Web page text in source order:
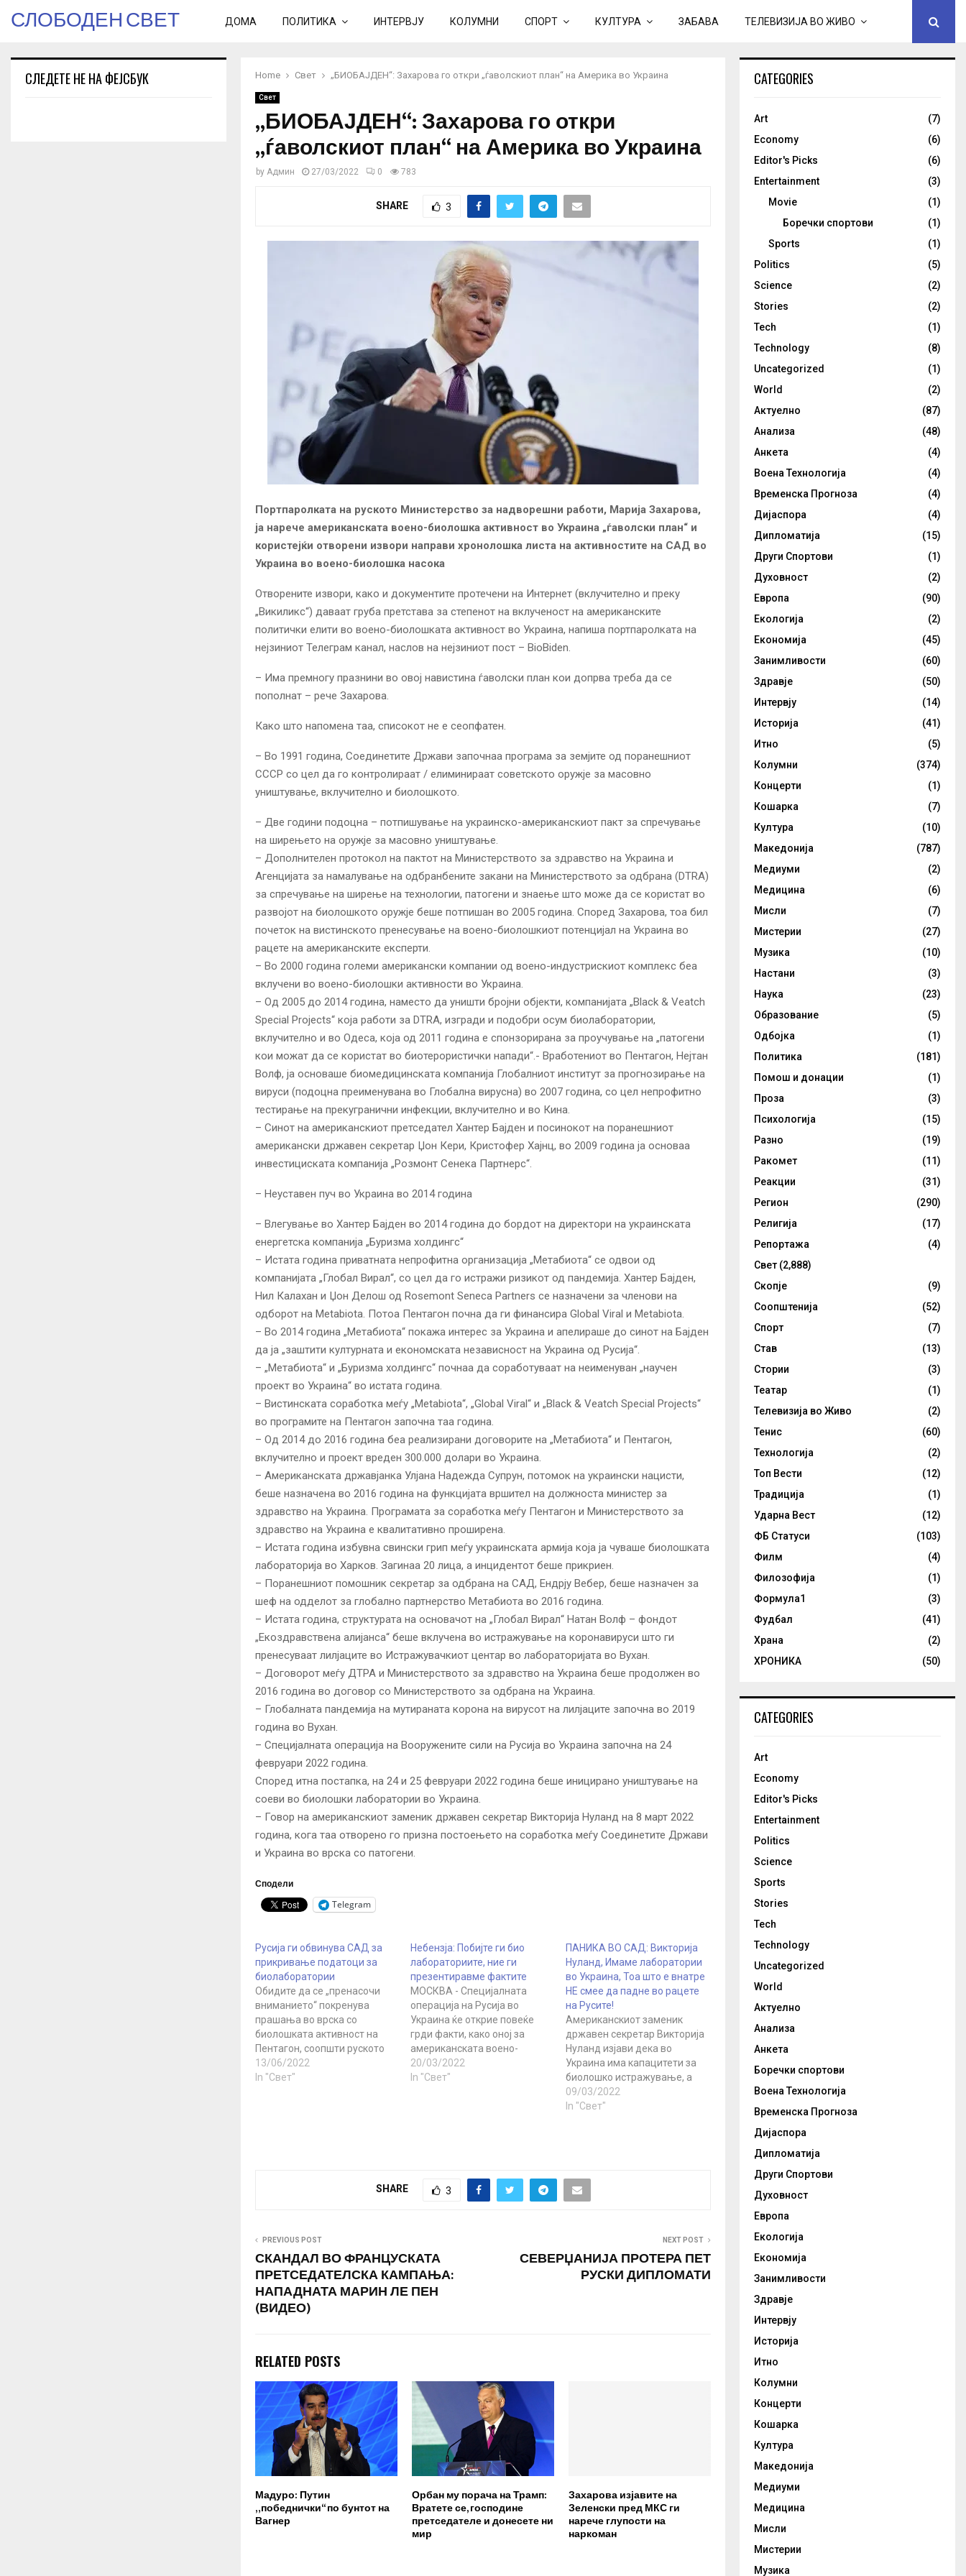
СЛОБОДЕН СВЕТ ДОМА ПОЛИТИКА ИНТЕРВЈУ КОЛУМНИ СПОРТ КУЛТУРА ЗАБАВА ТЕЛЕВИЗИЈА ВО ЖИВО
Home Свет „БИОБАЈДЕН“: Захарова го откри „ѓаволскиот план“ на Америка во Украина
Свет
„БИОБАЈДЕН“: Захарова го откри
„ѓаволскиот план“ на Америка во Украина
by Админ 27/03/2022 0 783
SHARE 3
Портпаролката на руското Министерство за надворешни работи, Марија Захарова,
ја нарече американската воено-биолошка активност во Украина „ѓаволски план“ и
користејќи отворени извори направи хронолошка листа на активностите на САД во
Украина во воено-биолошка насока
Отворените извори, како и документите протечени на Интернет (вклучително и преку
„Викиликс“) даваат груба претстава за степенот на вклученост на американските
политички елити во воено-биолошката активност во Украина, напиша портпаролката на
нејзиниот Телеграм канал, наслов на нејзиниот пост – BioBiden.
– Има премногу празнини во овој навистина ѓаволски план кои допрва треба да се
пополнат – рече Захарова.
Како што напомена таа, списокот не е сеопфатен.
– Во 1991 година, Соединетите Држави започнаа програма за земјите од поранешниот
СССР со цел да го контролираат / елиминираат советското оружје за масовно
уништување, вклучително и биолошкото.
– Две години подоцна – потпишување на украинско-американскиот пакт за спречување
на ширењето на оружје за масовно уништување.
– Дополнителен протокол на пактот на Министерството за здравство на Украина и
Агенцијата за намалување на одбранбените закани на Министерството за одбрана (DTRA)
за спречување на ширење на технологии, патогени и знаење што може да се користат во
развојот на биолошкото оружје беше потпишан во 2005 година. Според Захарова, тоа бил
почеток на вистинското пренесување на воено-биолошкиот потенцијал на Украина во
рацете на американските експерти.
– Во 2000 година големи американски компании од воено-индустрискиот комплекс беа
вклучени во воено-биолошки активности во Украина.
– Од 2005 до 2014 година, наместо да уништи бројни објекти, компанијата „Black & Veatch
Special Projects“ која работи за DTRA, изгради и подобри осум биолаборатории,
вклучително и во Одеса, која од 2011 година е спонзорирана за проучување на „патогени
кои можат да се користат во биотерористички напади“.- Вработениот во Пентагон, Нејтан
Волф, ја основаше биомедицинската компанија Глобалниот институт за прогнозирање на
вируси (подоцна преименувана во Глобална вирусна) во 2007 година, со цел непрофитно
тестирање на прекугранични инфекции, вклучително и во Кина.
– Синот на американскиот претседател Хантер Бајден и посинокот на поранешниот
американски државен секретар Џон Кери, Кристофер Хајнц, во 2009 година ја основаа
инвестициската компанија „Розмонт Сенека Партнерс“.
– Неуставен пуч во Украина во 2014 година
– Влегување во Хантер Бајден во 2014 година до бордот на директори на украинската
енергетска компанија „Буризма холдингс“
– Истата година приватната непрофитна организација „Метабиота“ се одвои од
компанијата „Глобал Вирал“, со цел да го истражи ризикот од пандемија. Хантер Бајден,
Нил Калахан и Џон Делош од Rosemont Seneca Partners се назначени за членови на
одборот на Metabiota. Потоа Пентагон почна да ги финансира Global Viral и Metabiota.
– Во 2014 година „Метабиота“ покажа интерес за Украина и апелираше до синот на Бајден
да ја „заштити културната и економската независност на Украина од Русија“.
– „Метабиота“ и „Буризма холдингс“ почнаа да соработуваат на неименуван „научен
проект во Украина“ во истата година.
– Вистинската соработка меѓу „Metabiota“, „Global Viral“ и „Black & Veatch Special Projects“
во програмите на Пентагон започна таа година.
– Од 2014 до 2016 година беа реализирани договорите на „Метабиота“ и Пентагон,
вклучително и проект вреден 300.000 долари во Украина.
– Американската државјанка Улјана Надежда Супрун, потомок на украински нацисти,
беше назначена во 2016 година на функцијата вршител на должноста министер за
здравство на Украина. Програмата за соработка меѓу Пентагон и Министерството за
здравство на Украина е квалитативно проширена.
– Истата година избувна свински грип меѓу украинската армија која ја чуваше биолошката
лабораторија во Харков. Загинаа 20 лица, а инцидентот беше прикриен.
– Поранешниот помошник секретар за одбрана на САД, Ендрју Вебер, беше назначен за
шеф на одделот за глобално партнерство Метабиота во 2016 година.
– Истата година, структурата на основачот на „Глобал Вирал“ Натан Волф – фондот
„Екоздравствена алијанса“ беше вклучена во истражување на коронавируси што ги
пренесуваат лилјаците во Истражувачкиот центар во лабораторијата во Вухан.
– Договорот меѓу ДТРА и Министерството за здравство на Украина беше продолжен во
2016 година во договор со Министерството за одбрана на Украина.
– Глобалната пандемија на мутираната корона на вирусот на лилјаците започна во 2019
година во Вухан.
– Специјалната операција на Вооружените сили на Русија во Украина започна на 24
февруари 2022 година.
Според итна постапка, на 24 и 25 февруари 2022 година беше иницирано уништување на
соеви во биолошки лаборатории во Украина.
– Говор на американскиот заменик државен секретар Викторија Нуланд на 8 март 2022
година, кога таа отворено го призна постоењето на соработка меѓу Соединетите Држави
и Украина во врска со патогени.
Сподели
Telegram
Русија ги обвинува САД за
прикривање податоци за
биолаборатории
Обидите да се „пренасочи
вниманието“ покренува
прашања во врска со
биолошката активност на
Пентагон, соопшти руското
Министерство за
надворешни работи. САД
надворешни работи, Марија
покренува „сериозни
на Вашингтон со
Конвенцијата…
13/06/2022
In "Свет"
Небензја: Побијте ги био
лабораториите, ние ги
презентиравме фактите
МОСКВА - Специјалната
операција на Русија во
Украина ќе открие повеќе
грди факти, како оној за
американската воено-
биолошка активност на
постсоветскиот простор,
намалува потенцијалот на
украинската армија,
20/03/2022
In "Свет"
ПАНИКА ВО САД: Викторија
Нуланд, Имаме лаборатории
во Украина, Тоа што е внатре
НЕ смее да падне во рацете
на Русите!
Американскиот заменик
државен секретар Викторија
Нуланд изјави дека во
Украина има капацитети за
биолошко истражување, а
Киев и Вашингтон сега
работат на тоа да спречат
Сенатот, Нуланд беше
прашана дали има хемиско
09/03/2022
In "Свет"
SHARE 3
PREVIOUS POST
СКАНДАЛ ВО ФРАНЦУСКАТА
ПРЕТСЕДАТЕЛСКА КАМПАЊА:
НАПАДНАТА МАРИН ЛЕ ПЕН
(ВИДЕО)
NEXT POST
СЕВЕРЏАНИЈА ПРОТЕРА ПЕТ
РУСКИ ДИПЛОМАТИ
RELATED POSTS
Мадуро: Путин
„победнички“ по бунтот на
Вагнер
Орбан му порача на Трамп:
Вратете се, господине
претседателе и донесете ни
мир
Захарова изјавите на
Зеленски пред МКС ги
нарече глупости на
наркоман
СЛЕДЕТЕ НЕ НА ФЕЈСБУК CATEGORIES
Art
(7)
Economy
(6)
Editor's Picks
(6)
Entertainment
(3)
Movie
(1)
Боречки спортови
(1)
Sports
(1)
Politics
(5)
Science
(2)
Stories
(2)
Tech
(1)
Technology
(8)
Uncategorized
(1)
World
(2)
Актуелно
(87)
Анализа
(48)
Анкета
(4)
Воена Технологија
(4)
Временска Прогноза
(4)
Дијаспора
(4)
Дипломатија
(15)
Други Спортови
(1)
Духовност
(2)
Европа
(90)
Екологија
(2)
Економија
(45)
Занимливости
(60)
Здравје
(50)
Интервју
(14)
Историја
(41)
Итно
(5)
Колумни
(374)
Концерти
(1)
Кошарка
(7)
Култура
(10)
Македонија
(787)
Медиуми
(2)
Медицина
(6)
Мисли
(7)
Мистерии
(27)
Музика
(10)
Настани
(3)
Наука
(23)
Образование
(5)
Одбојка
(1)
Политика
(181)
Помош и донации
(1)
Проза
(3)
Психологија
(15)
Разно
(19)
Ракомет
(11)
Реакции
(31)
Регион
(290)
Религија
(17)
Репортажа
(4)
Свет (2,888)
Скопје
(9)
Соопштенија
(52)
Спорт
(7)
Став
(13)
Стории
(3)
Театар
(1)
Телевизија во Живо
(2)
Тенис
(60)
Технологија
(2)
Топ Вести
(12)
Традиција
(1)
Ударна Вест
(12)
ФБ Статуси
(103)
Филм
(4)
Филозофија
(1)
Формула1
(3)
Фудбал
(41)
Храна
(2)
ХРОНИКА
(50)
CATEGORIES
Art
Economy
Editor's Picks
Entertainment
Politics
Science
Sports
Stories
Tech
Technology
Uncategorized
World
Актуелно
Анализа
Анкета
Боречки спортови
Воена Технологија
Временска Прогноза
Дијаспора
Дипломатија
Други Спортови
Духовност
Европа
Екологија
Економија
Занимливости
Здравје
Интервју
Историја
Итно
Колумни
Концерти
Кошарка
Култура
Македонија
Медиуми
Медицина
Мисли
Мистерии
Музика